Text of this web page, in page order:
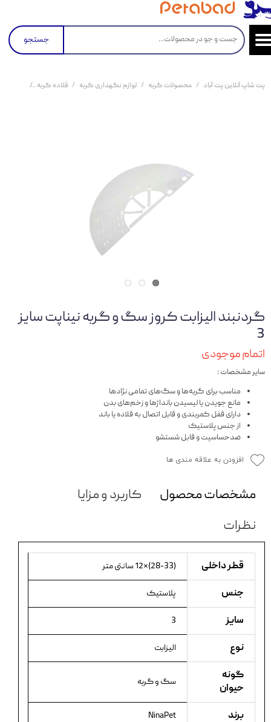
جستجو
پت شاپ آنلاین پت آباد محصولات گربه لوازم نگهداری گربه قلاده گربه
گردنبند الیزابت کروز سگ و گربه نیناپت سایز
3
اتمام موجودی
سایر مشخصات :
مناسب برای گربه‌ها و سگ‌های تمامی نژادها
مانع جویدن یا لیسیدن بانداژها و زخم‌های بدن
دارای قفل کمربندی و قابل اتصال به قلاده یا باند
از جنس پلاستیک
ضدحساسیت و قابل شستشو
افزودن به علاقه مندی ها
مشخصات محصول
کاربرد و مزایا
نظرات
قطر داخلی (28-33)×12 سانتی متر
جنس پلاستیک
سایز 3
نوع الیزابت
گونه
حیوان
سگ و گربه
برند NinaPet